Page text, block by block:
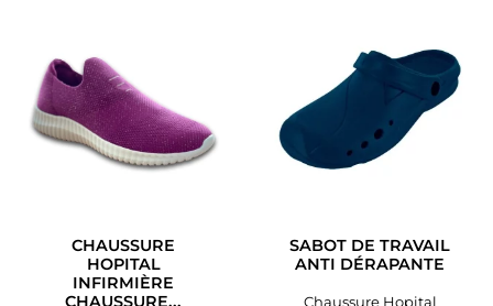
CHAUSSURE
HOPITAL
INFIRMIÈRE
SABOT DE TRAVAIL
ANTI DÉRAPANTE
Chaussure Hopital